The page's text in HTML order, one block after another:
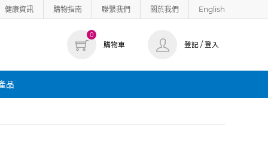
健康資訊 購物指南 聯繫我們 關於我們 English
0
購物車 登記 / 登入
品